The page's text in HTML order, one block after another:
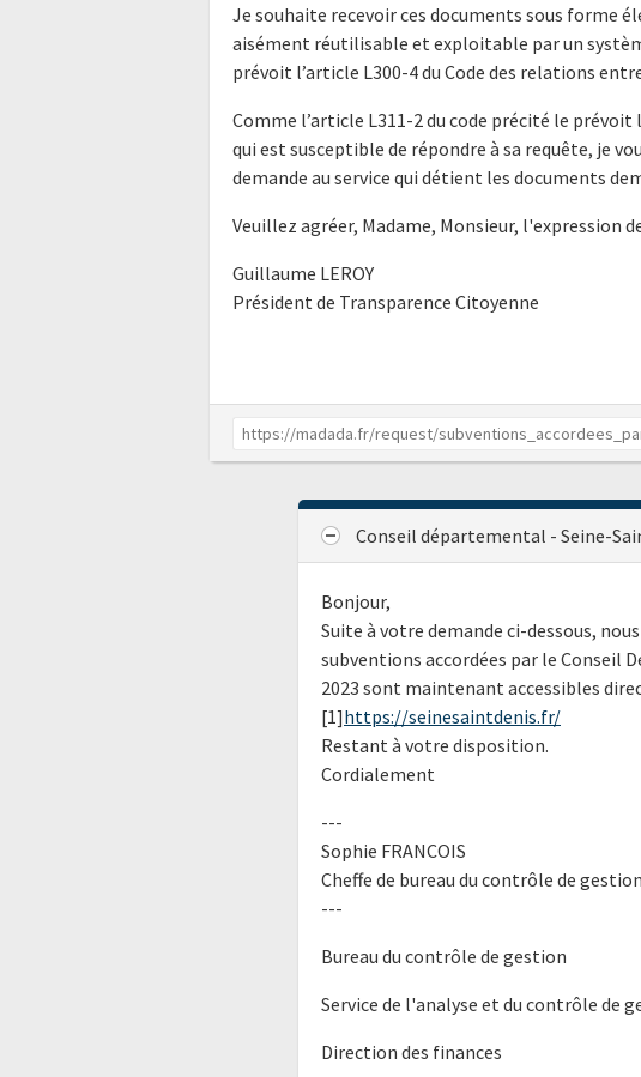
Je souhaite recevoir ces documents sous forme
aisément réutilisable et exploitable par un
prévoit l’article L300-4 du Code des relations
Comme l’article L311-2 du code précité le
qui est susceptible de répondre à sa requête, je
demande au service qui détient les documents
Veuillez agréer, Madame, Monsieur, l'expression
Guillaume LEROY
Président de Transparence Citoyenne
Conseil départemental - Seine-
Bonjour,
Suite à votre demande ci-dessous,
subventions accordées par le Conseil
2023 sont maintenant accessibles
[1]https://seinesaintdenis.fr/
Restant à votre disposition.
Cordialement
---
Sophie FRANCOIS
Cheffe de bureau du contrôle de
---
Bureau du contrôle de gestion
Service de l'analyse et du contrôle de
Direction des finances